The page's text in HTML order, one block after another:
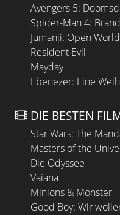
Avengers 5:
Spider-Man 4:
Jumanji: Open World
Resident Evil
Mayday
Ebenezer: Eine
DIE BESTEN
Star Wars: The
Masters of the
Die Odyssee
Vaiana
Minions & Monster
Good Boy: Wir